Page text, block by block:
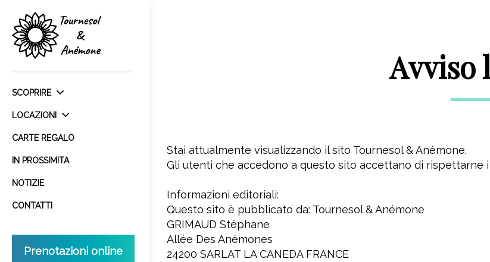
SCOPRIRE
LOCAZIONI
CARTE REGALO
IN PROSSIMITA
NOTIZIE
CONTATTI
Prenotazioni online
Avviso
Stai attualmente visualizzando il sito Tournesol & Anémone.
Gli utenti che accedono a questo sito accettano di rispettarne i
Informazioni editoriali:
Questo sito è pubblicato da: Tournesol & Anémone
GRIMAUD Stéphane
Allée Des Anémones
24200 SARLAT LA CANEDA FRANCE